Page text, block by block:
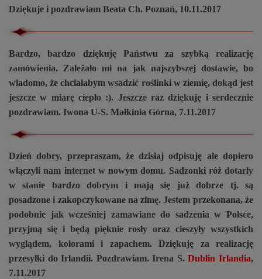
Dziękuje i pozdrawiam Beata Ch. Poznań, 10.11.2017
Bardzo, bardzo dziękuję Państwu za szybką realizację
zamówienia. Zależało mi na jak najszybszej dostawie, bo
wiadomo, że chciałabym wsadzić roślinki w ziemię, dokąd jest
jeszcze w miarę ciepło :). Jeszcze raz dziękuję i serdecznie
pozdrawiam. Iwona U-S. Małkinia Górna, 7.11.2017
Dzień dobry, przepraszam, że dzisiaj odpisuję ale dopiero
włączyli nam internet w nowym domu. Sadzonki róż dotarły
w stanie bardzo dobrym i mają się już dobrze tj. są
posadzone i zakopczykowane na zimę. Jestem przekonana, że
podobnie jak wcześniej zamawiane do sadzenia w Polsce,
przyjmą się i będą pięknie rosły oraz cieszyły wszystkich
wyglądem, kolorami i zapachem. Dziękuję za realizację
przesyłki do Irlandii. Pozdrawiam. Irena S.Dublin Irlandia,
7.11.2017